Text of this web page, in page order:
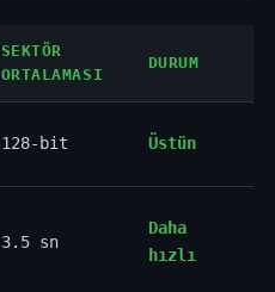
SEKTÖR
ORTALAMASI
DURUM
128-bit Üstün
3.5 sn
Daha
hızlı